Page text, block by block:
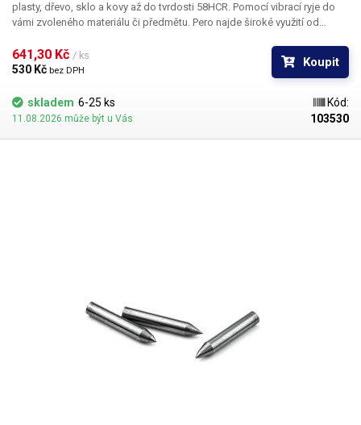
plasty, dřevo, sklo a kovy až do tvrdosti 58HCR. Pomocí vibrací ryje do
vámi zvoleného materiálu či předmětu. Pero najde široké využití od
Pomocí otočného voliče na těle přístroje je možné regulovat sílu
(hloubku) značení / úderu do materiálu. Pero je navrhnuto pro pohodlné
nebo na pero tlačit. Obsah balení:
min. práce nechat alespoň 5 min. odpočinout ve vypnutém stavu aby
641,30 Kč / ks
530 Kč bez DPH
Koupit
skladem 6-25 ks
11.08.2026 může být u Vás
Kód:
103530